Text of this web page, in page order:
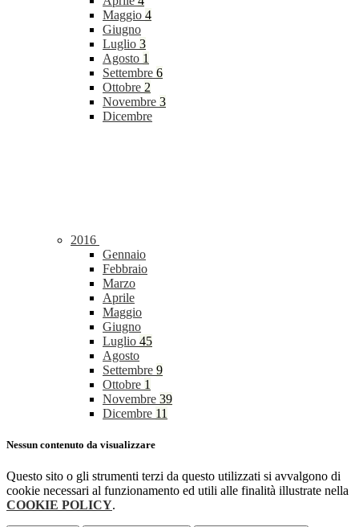
Maggio 4
Giugno
Luglio 3
Agosto 1
Settembre 6
Ottobre 2
Novembre 3
Dicembre
2016
Gennaio
Febbraio
Marzo
Aprile
Maggio
Giugno
Luglio 45
Agosto
Settembre 9
Ottobre 1
Novembre 39
Dicembre 11
Nessun contenuto da visualizzare
Questo sito o gli strumenti terzi da questo utilizzati si avvalgono di
cookie necessari al funzionamento ed utili alle finalità illustrate nella
COOKIE POLICY.